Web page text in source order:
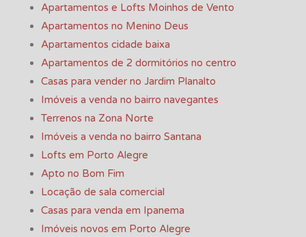
Apartamentos e Lofts Moinhos de Vento
Apartamentos no Menino Deus
Apartamentos cidade baixa
Apartamentos de 2 dormitórios no centro
Casas para vender no Jardim Planalto
Imóveis a venda no bairro navegantes
Terrenos na Zona Norte
Imóveis a venda no bairro Santana
Lofts em Porto Alegre
Apto no Bom Fim
Locação de sala comercial
Casas para venda em Ipanema
Imóveis novos em Porto Alegre